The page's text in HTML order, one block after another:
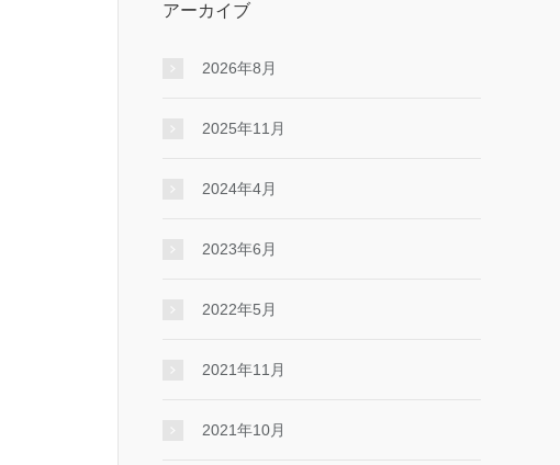
アーカイブ
2026年8月
2025年11月
2024年4月
2023年6月
2022年5月
2021年11月
2021年10月